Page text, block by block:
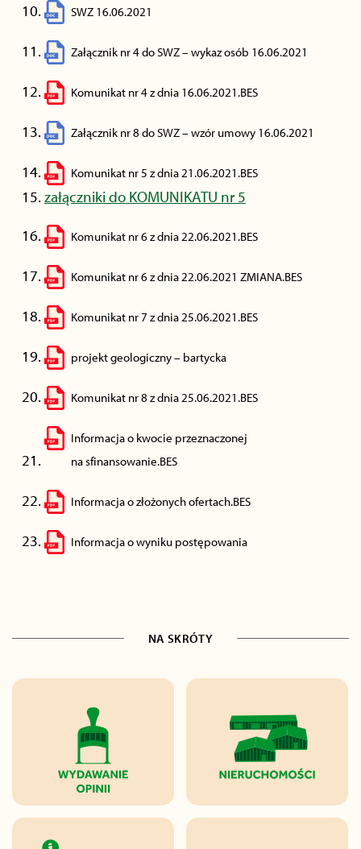
SWZ 16.06.2021
Załącznik nr 4 do SWZ – wykaz osób 16.06.2021
Komunikat nr 4 z dnia 16.06.2021.BES
Załącznik nr 8 do SWZ – wzór umowy 16.06.2021
Komunikat nr 5 z dnia 21.06.2021.BES
załączniki do KOMUNIKATU nr 5
Komunikat nr 6 z dnia 22.06.2021.BES
Komunikat nr 6 z dnia 22.06.2021 ZMIANA.BES
Komunikat nr 7 z dnia 25.06.2021.BES
projekt geologiczny – bartycka
Komunikat nr 8 z dnia 25.06.2021.BES
Informacja o kwocie przeznaczonej
na sfinansowanie.BES
Informacja o złożonych ofertach.BES
Informacja o wyniku postępowania
NA SKRÓTY